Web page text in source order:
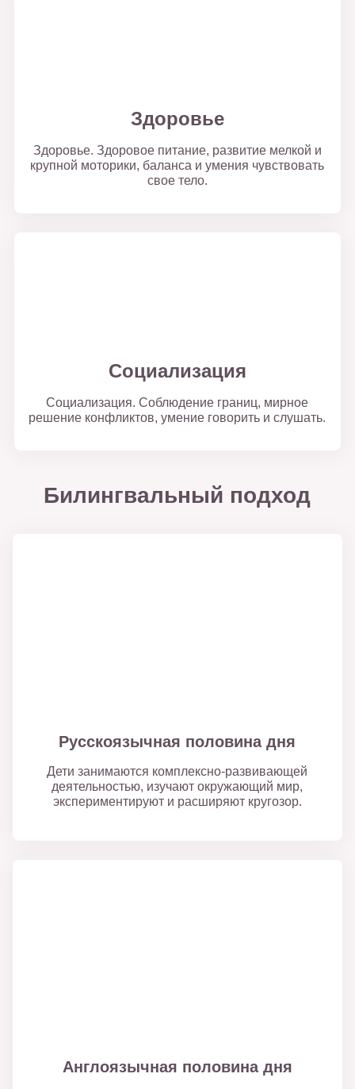
Здоровье
Здоровье. Здоровое питание, развитие мелкой и
крупной моторики, баланса и умения чувствовать
свое тело.
Социализация
Социализация. Соблюдение границ, мирное
решение конфликтов, умение говорить и слушать.
Билингвальный подход
Русскоязычная половина дня
Дети занимаются комплексно-развивающей
деятельностью, изучают окружающий мир,
экспериментируют и расширяют кругозор.
Англоязычная половина дня